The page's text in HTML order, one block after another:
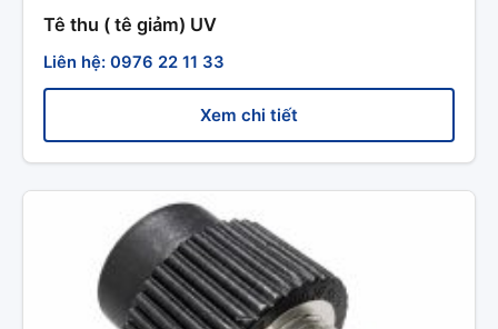
Tê thu ( tê giảm) UV
Liên hệ: 0976 22 11 33
Xem chi tiết